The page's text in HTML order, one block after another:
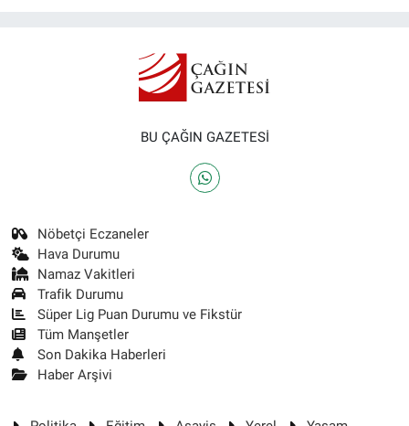
BU ÇAĞIN GAZETESİ
Nöbetçi Eczaneler
Hava Durumu
Namaz Vakitleri
Trafik Durumu
Süper Lig Puan Durumu ve Fikstür
Tüm Manşetler
Son Dakika Haberleri
Haber Arşivi